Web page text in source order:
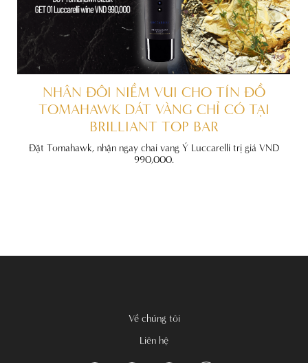
NHÂN ĐÔI NIỀM VUI CHO TÍN ĐỒ
TOMAHAWK DÁT VÀNG CHỈ CÓ TẠI
BRILLIANT TOP BAR
Đặt Tomahawk, nhận ngay chai vang Ý Luccarelli trị giá VND
990,000.
Về chúng tôi
Liên hệ